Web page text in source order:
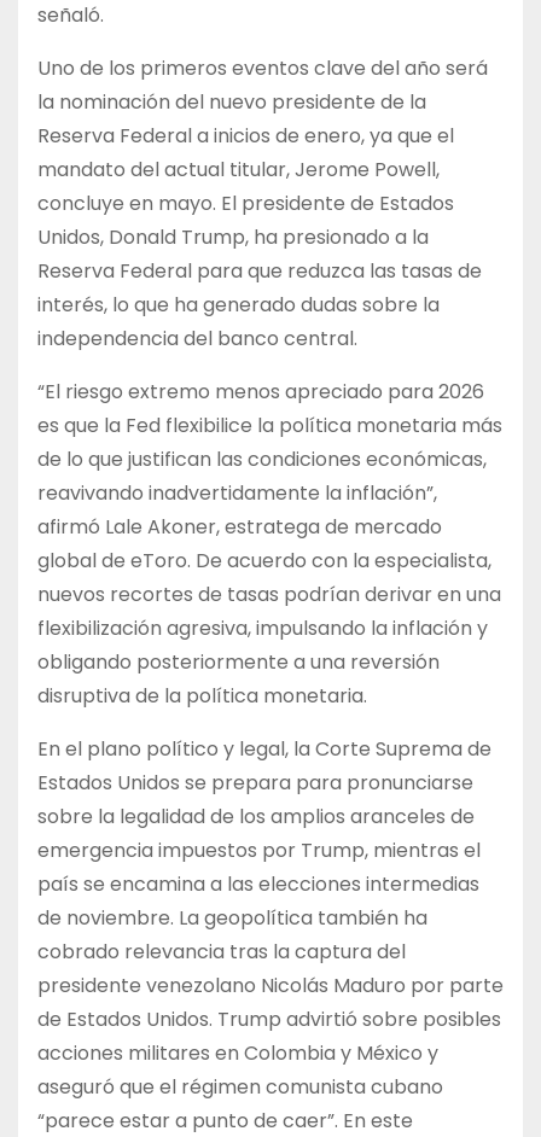
señaló.
Uno de los primeros eventos clave del año será
la nominación del nuevo presidente de la
Reserva Federal a inicios de enero, ya que el
mandato del actual titular, Jerome Powell,
concluye en mayo. El presidente de Estados
Unidos, Donald Trump, ha presionado a la
Reserva Federal para que reduzca las tasas de
interés, lo que ha generado dudas sobre la
independencia del banco central.
“El riesgo extremo menos apreciado para 2026
es que la Fed flexibilice la política monetaria más
de lo que justifican las condiciones económicas,
reavivando inadvertidamente la inflación”,
afirmó Lale Akoner, estratega de mercado
global de eToro. De acuerdo con la especialista,
nuevos recortes de tasas podrían derivar en una
flexibilización agresiva, impulsando la inflación y
obligando posteriormente a una reversión
disruptiva de la política monetaria.
En el plano político y legal, la Corte Suprema de
Estados Unidos se prepara para pronunciarse
sobre la legalidad de los amplios aranceles de
emergencia impuestos por Trump, mientras el
país se encamina a las elecciones intermedias
de noviembre. La geopolítica también ha
cobrado relevancia tras la captura del
presidente venezolano Nicolás Maduro por parte
de Estados Unidos. Trump advirtió sobre posibles
acciones militares en Colombia y México y
aseguró que el régimen comunista cubano
“parece estar a punto de caer”. En este